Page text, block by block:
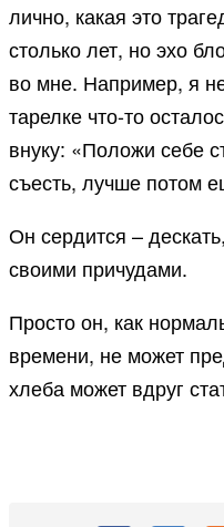
лично, какая это
столько лет, но эхо
во мне. Например, я
тарелке что-то
внуку: «Положи себе
съесть, лучше потом
Он сердится –
своими причудами.
Просто он, как
времени, не может
хлеба может вдруг